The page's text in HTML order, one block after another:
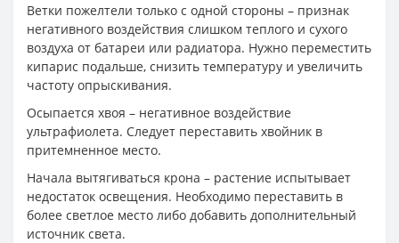
Ветки пожелтели только с одной стороны – признак
негативного воздействия слишком теплого и сухого
воздуха от батареи или радиатора. Нужно переместить
кипарис подальше, снизить температуру и увеличить
частоту опрыскивания.
Осыпается хвоя – негативное воздействие
ультрафиолета. Следует переставить хвойник в
притемненное место.
Начала вытягиваться крона – растение испытывает
недостаток освещения. Необходимо переставить в
более светлое место либо добавить дополнительный
источник света.